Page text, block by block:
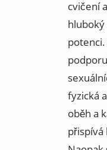
cvičení
fyzická
oběh a